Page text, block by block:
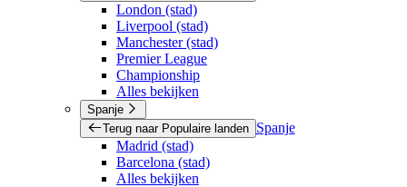
London (stad)
Liverpool (stad)
Manchester (stad)
Premier League
Championship
Alles bekijken
Spanje
Terug naar Populaire landen
Spanje
Madrid (stad)
Barcelona (stad)
Alles bekijken